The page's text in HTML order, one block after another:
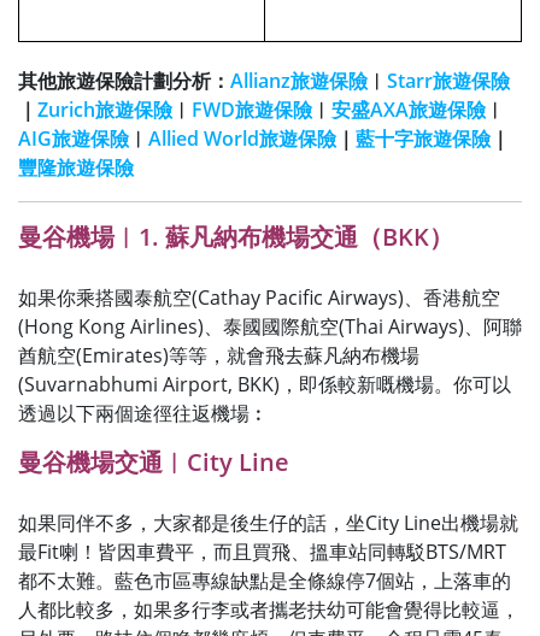
其他旅遊保險計劃分析： Allianz旅遊保險 ︱ Starr旅遊保險
｜ Zurich旅遊保險 ︱ FWD旅遊保險 ︱ 安盛AXA旅遊保險 ︱
AIG旅遊保險 ︱ Allied World旅遊保險 ｜ 藍十字旅遊保險 ｜
豐隆旅遊保險
曼谷機場︱1. 蘇凡納布機場交通（BKK）
如果你乘搭國泰航空(Cathay Pacific Airways)、香港航空
(Hong Kong Airlines)、泰國國際航空(Thai Airways)、阿聯
酋航空(Emirates)等等，就會飛去蘇凡納布機場
(Suvarnabhumi Airport, BKK)，即係較新嘅機場。你可以
透過以下兩個途徑往返機場︰
曼谷機場交通︱City Line
如果同伴不多，大家都是後生仔的話，坐City Line出機場就
最Fit喇！皆因車費平，而且買飛、搵車站同轉駁BTS/MRT
都不太難。藍色市區專線缺點是全條線停7個站，上落車的
人都比較多，如果多行李或者攜老扶幼可能會覺得比較逼，